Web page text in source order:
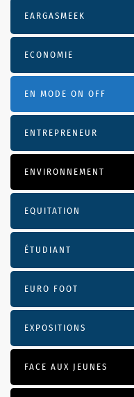
EARGASMEEK
ECONOMIE
EN MODE ON OFF
ENTREPRENEUR
ENVIRONNEMENT
EQUITATION
ÉTUDIANT
EURO FOOT
EXPOSITIONS
FACE AUX JEUNES